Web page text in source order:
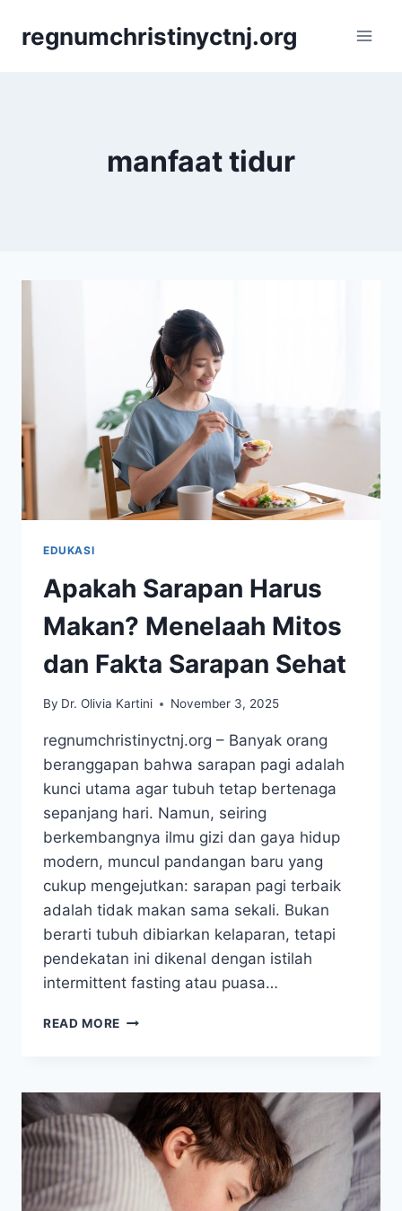
regnumchristinyctnj.org
manfaat tidur
EDUKASI
Apakah Sarapan Harus
Makan? Menelaah Mitos
dan Fakta Sarapan Sehat
By Dr. Olivia Kartini November 3, 2025
regnumchristinyctnj.org – Banyak orang
beranggapan bahwa sarapan pagi adalah
kunci utama agar tubuh tetap bertenaga
sepanjang hari. Namun, seiring
berkembangnya ilmu gizi dan gaya hidup
modern, muncul pandangan baru yang
cukup mengejutkan: sarapan pagi terbaik
adalah tidak makan sama sekali. Bukan
berarti tubuh dibiarkan kelaparan, tetapi
pendekatan ini dikenal dengan istilah
intermittent fasting atau puasa…
READ MORE APAKAH
MENELAAH
MITOS
DAN
FAKTA
SARAPAN
SEHAT